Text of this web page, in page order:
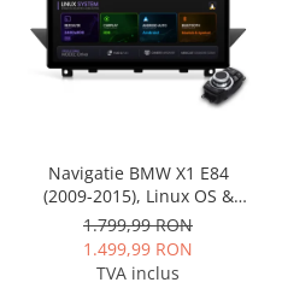
Navigatie BMW X1 E84
(2009-2015), Linux OS &
OEM, Varianta iDrive,
CarPlay & Android Auto
Wireless, MirrorLink,
Camera AHD, 12.3 Inch -
1.799,99 RON
1.499,99 RON
TVA inclus